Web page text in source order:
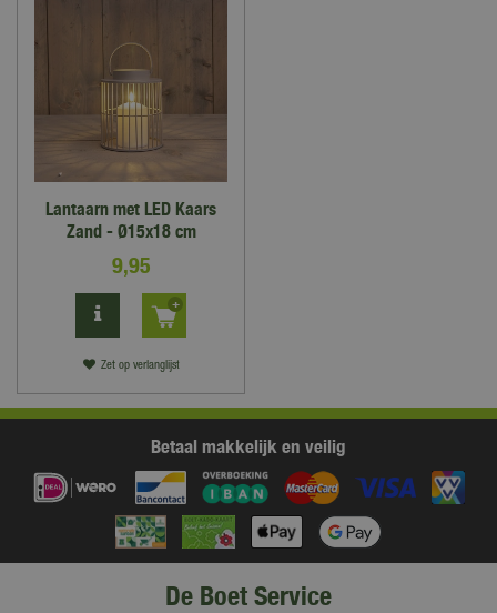
Lantaarn met LED Kaars
Zand - Ø15x18 cm
9,95
Zet op verlanglijst
Betaal makkelijk en veilig
De Boet Service